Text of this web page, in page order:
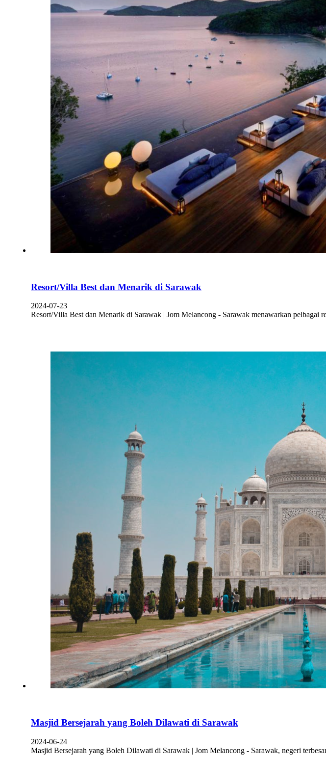
Resort/Villa Best dan Menarik di Sarawak
2024-07-23
Resort/Villa Best dan Menarik di Sarawak | Jom Melancong - Sarawak menawarkan
Masjid Bersejarah yang Boleh Dilawati di Sarawak
2024-06-24
Masjid Bersejarah yang Boleh Dilawati di Sarawak | Jom Melancong - Sarawak, negeri